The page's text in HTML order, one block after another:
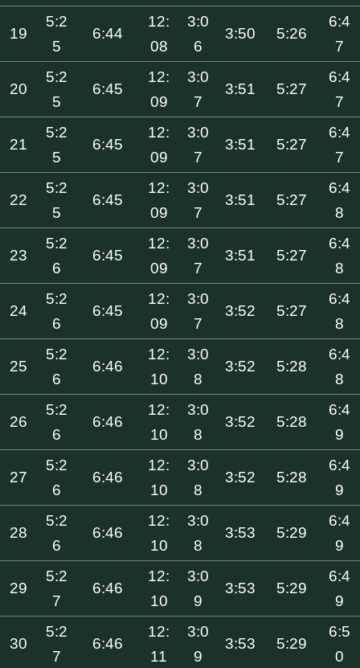
19
5:2
5
6:44
12:
08
3:0
6
3:50 5:26
6:4
7
20
5:2
5
6:45
12:
09
3:0
7
3:51 5:27
6:4
7
21
5:2
5
6:45
12:
09
3:0
7
3:51 5:27
6:4
7
22
5:2
5
6:45
12:
09
3:0
7
3:51 5:27
6:4
8
23
5:2
6
6:45
12:
09
3:0
7
3:51 5:27
6:4
8
24
5:2
6
6:45
12:
09
3:0
7
3:52 5:27
6:4
8
25
5:2
6
6:46
12:
10
3:0
8
3:52 5:28
6:4
8
26
5:2
6
6:46
12:
10
3:0
8
3:52 5:28
6:4
9
27
5:2
6
6:46
12:
10
3:0
8
3:52 5:28
6:4
9
28
5:2
6
6:46
12:
10
3:0
8
3:53 5:29
6:4
9
29
5:2
7
6:46
12:
10
3:0
9
3:53 5:29
6:4
9
30
5:2
7
6:46
12:
11
3:0
9
3:53 5:29
6:5
0